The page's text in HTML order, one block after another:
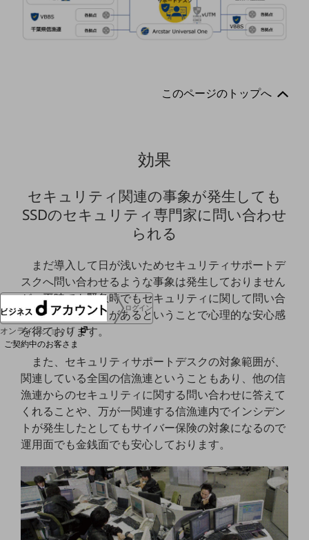
電子公告
人材育成制度
広告・協賛
NTTドコモグループ
ログイン
オンラインショップ
ご契約中のお客さま
サービス別サポート情報
ご契約中サービスの一元管理
Web明細(ビリングステーション)
このページのトップへ
効果
セキュリティ関連の事象が発生しても
SSDのセキュリティ専門家に問い合わせ
られる
まだ導入して日が浅いためセキュリティサポートデ
スクへ問い合わせるような事象は発生しておりません
が、平時でも緊急時でもセキュリティに関して問い合
わせができる窓口があるということで心理的な安心感
を得ております。
また、セキュリティサポートデスクの対象範囲が、
関連している全国の信漁連ということもあり、他の信
漁連からのセキュリティに関する問い合わせに答えて
くれることや、万が一関連する信漁連内でインシデン
トが発生したとしてもサイバー保険の対象になるので
運用面でも金銭面でも安心しております。